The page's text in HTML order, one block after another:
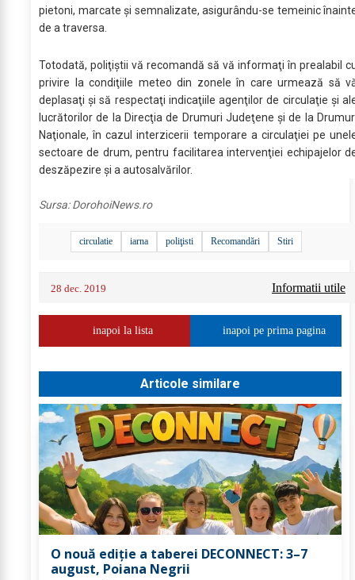
pietoni, marcate şi semnalizate, asigurându-se temeinic
de a traversa.
Totodată, poliţiştii vă recomandă să vă informaţi în prealabil
privire la condiţiile meteo din zonele în care urmează să
deplasaţi şi să respectaţi indicaţiile agenţilor de circulaţie şi
lucrătorilor de la Direcţia de Drumuri Judeţene şi de la
Naţionale, în cazul interzicerii temporare a circulaţiei pe
sectoare de drum, pentru facilitarea intervenţiei echipajelor
deszăpezire şi a autosalvărilor.
Sursa:DorohoiNews.ro
circulatie iarna poliţisti Recomandări Stiri
28 dec. 2019 Informatii utile
inapoi la lista inapoi pe prima pagina
Articole similare
O nouă ediție a taberei DECONNECT: 3–7
august, Poiana Negrii